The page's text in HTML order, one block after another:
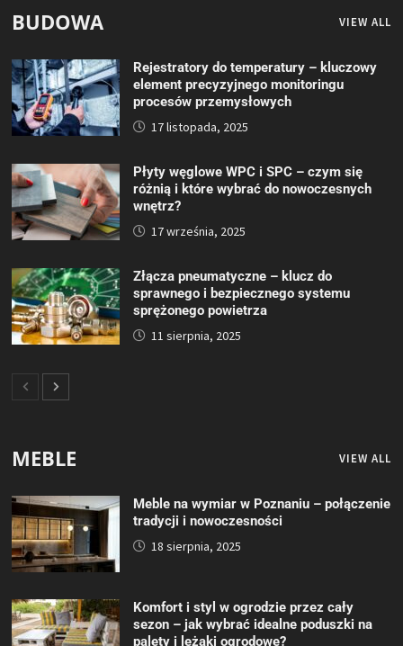
BUDOWA VIEW ALL
Rejestratory do temperatury – kluczowy
element precyzyjnego monitoringu
procesów przemysłowych
17 listopada, 2025
Płyty węglowe WPC i SPC – czym się
różnią i które wybrać do nowoczesnych
wnętrz?
17 września, 2025
Złącza pneumatyczne – klucz do
sprawnego i bezpiecznego systemu
sprężonego powietrza
11 sierpnia, 2025
MEBLE VIEW ALL
Meble na wymiar w Poznaniu – połączenie
tradycji i nowoczesności
18 sierpnia, 2025
Komfort i styl w ogrodzie przez cały
sezon – jak wybrać idealne poduszki na
palety i leżaki ogrodowe?